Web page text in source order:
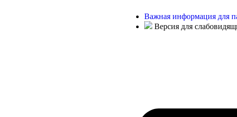
Важная информация для
Версия для